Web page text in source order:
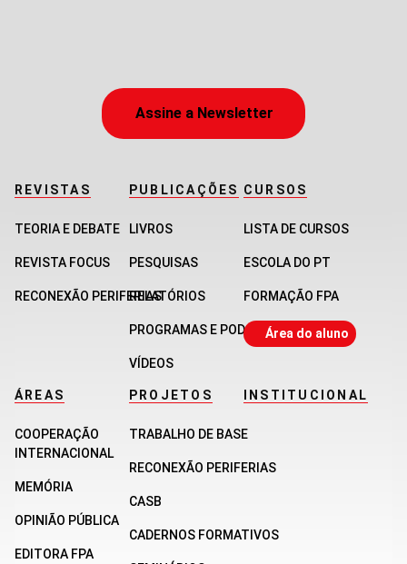
Assine a Newsletter
REVISTAS
TEORIA E DEBATE
REVISTA FOCUS
RECONEXÃO PERIFERIAS
PUBLICAÇÕES
LIVROS
PESQUISAS
RELATÓRIOS
PROGRAMAS E PODCASTS
VÍDEOS
CURSOS
LISTA DE CURSOS
ESCOLA DO PT
FORMAÇÃO FPA
Área do aluno
ÁREAS
COOPERAÇÃO
INTERNACIONAL
MEMÓRIA
OPINIÃO PÚBLICA
EDITORA FPA
PROJETOS
TRABALHO DE BASE
RECONEXÃO PERIFERIAS
CASB
CADERNOS FORMATIVOS
INSTITUCIONAL